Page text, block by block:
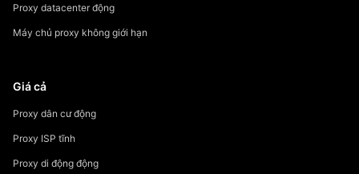
Proxy datacenter động
Máy chủ proxy không giới hạn
Giá cả
Proxy dân cư động
Proxy ISP tĩnh
Proxy di động động